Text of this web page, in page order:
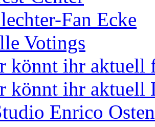
Fan Ecke
Votings
könnt ihr aktuell
könnt ihr aktuell
Enrico